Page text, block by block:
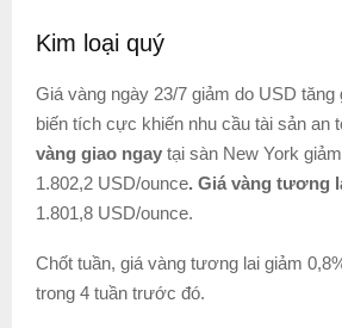
Kim loại quý
Giá vàng ngày 23/7 giảm do USD tăng
biến tích cực khiến nhu cầu tài sản an
vàng giao ngay tại sàn New York
1.802,2 USD/ounce. Giá vàng tương
1.801,8 USD/ounce.
Chốt tuần, giá vàng tương lai giảm
trong 4 tuần trước đó.